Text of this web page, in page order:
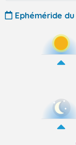
Ephéméride